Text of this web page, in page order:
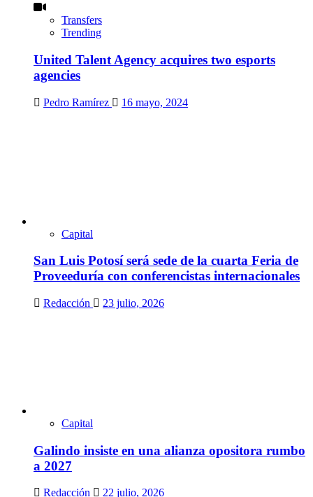
Transfers
Trending
United Talent Agency acquires two esports
agencies
Pedro Ramírez 16 mayo, 2024
Capital
San Luis Potosí será sede de la cuarta Feria de
Proveeduría con conferencistas internacionales
Redacción 23 julio, 2026
Capital
Galindo insiste en una alianza opositora rumbo
a 2027
Redacción 22 julio, 2026